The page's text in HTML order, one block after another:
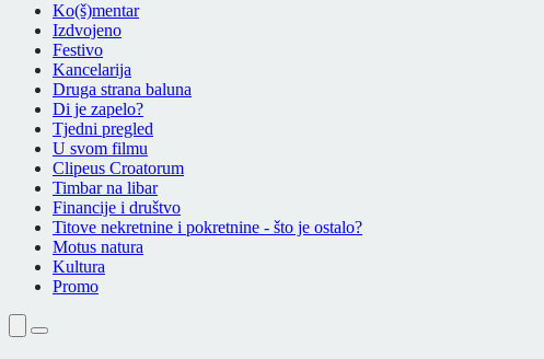
Ko(š)mentar
Izdvojeno
Festivo
Kancelarija
Druga strana baluna
Di je zapelo?
Tjedni pregled
U svom filmu
Clipeus Croatorum
Timbar na libar
Financije i društvo
Titove nekretnine i pokretnine - što je ostalo?
Motus natura
Kultura
Promo